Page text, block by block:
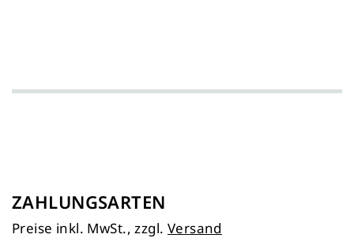
ZAHLUNGSARTEN
Preise inkl. MwSt., zzgl. Versand